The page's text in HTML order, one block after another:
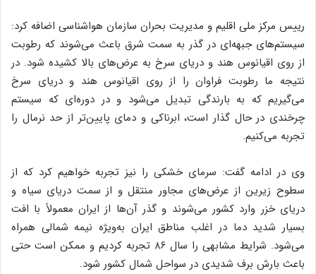
رییس مرکز ملی اقلیم و مدیریت بحران سازمان هواشناسی اضافه کرد:
سیستم‌های جبهه‌ای در گذر به سمت شرق باعث می‌شوند که رطوبت
از روی اقیانوس هند و دریای سرخ به عرض‌های بالا کشیده شود. در
نتیجه ما رطوبت فراوان را از روی اقیانوس هند و دریای سرخ
می‌گیریم که به بارندگی تبدیل می‌شود و در دوره‌ای که سیستم
چرخندی در حال گذار است، ابرناکی و دمای پایین‌تر از حد نرمال را
تجربه می‌کنیم.
وی در ادامه گفت: سرمای خشکی را نیز تجربه خواهیم کرد که از
سطوح زیرین از عرض‌های مجاور منتقل و از سمت دریای سیاه و
دریای خزر وارد کشور می‌شوند و گذر آن‌ها از ایران معمولاً با افت
بسیار شدید دما در اغلب مناطق ایران به‌ویژه نیمه شمالی همراه
می‌شود. شرایط مشابهی را سال ۸۶ تجربه کردیم و ممکن است حتی
باعث بارش برف شدیدی در سواحل شمال کشور شود.